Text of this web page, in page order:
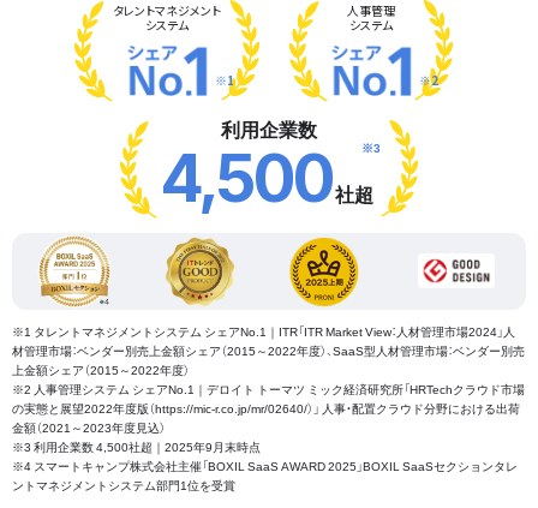
タレントマネジメント
システム
※1
人事管理
システム
※2
利用企業数
4,500社超
※3
※1 タレントマネジメントシステム シェアNo.1｜ITR「ITR Market View：人材管理市場2024」人
材管理市場：ベンダー別売上金額シェア（2015～2022年度）、SaaS型人材管理市場：ベンダー別売
上金額シェア（2015～2022年度）
※2 人事管理システム シェアNo.1｜デロイト トーマツ ミック経済研究所「HRTechクラウド市場
の実態と展望2022年度版（https://mic-r.co.jp/mr/02640/）」 人事・配置クラウド分野における出荷
金額（2021～2023年度見込）
※3 利用企業数 4,500社超｜2025年9月末時点
※4 スマートキャンプ株式会社主催「BOXIL SaaS AWARD 2025」BOXIL SaaSセクションタレ
ントマネジメントシステム部門1位を受賞